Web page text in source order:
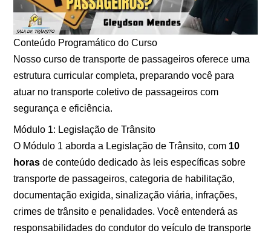
Conteúdo Programático do Curso
Nosso curso de transporte de passageiros oferece uma
estrutura curricular completa, preparando você para
atuar no transporte coletivo de passageiros com
segurança e eficiência.
Módulo 1: Legislação de Trânsito
O Módulo 1 aborda a Legislação de Trânsito, com 10
horas de conteúdo dedicado às leis específicas sobre
transporte de passageiros, categoria de habilitação,
documentação exigida, sinalização viária, infrações,
crimes de trânsito e penalidades. Você entenderá as
responsabilidades do condutor do veículo de transporte